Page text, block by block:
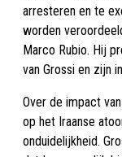
arresteren en te
worden
Marco Rubio. Hij
van Grossi en zijn
Over de impact
op het Iraanse
onduidelijkheid.